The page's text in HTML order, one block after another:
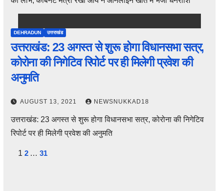
DEHRADUN उत्तराखंड
उत्तराखंड: 23 अगस्त से शुरू होगा विधानसभा सत्र,
कोरोना की निगेटिव रिपोर्ट पर ही मिलेगी प्रवेश की
अनुमति
AUGUST 13, 2021 NEWSNUKKAD18
उत्तराखंड: 23 अगस्त से शुरू होगा विधानसभा सत्र, कोरोना की निगेटिव
रिपोर्ट पर ही मिलेगी प्रवेश की अनुमति
Posts
1 2 … 31